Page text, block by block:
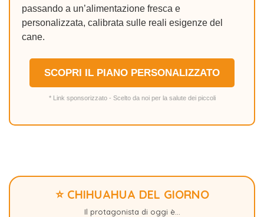
passando a un’alimentazione fresca e
personalizzata, calibrata sulle reali esigenze del
cane.
SCOPRI IL PIANO PERSONALIZZATO
* Link sponsorizzato - Scelto da noi per la salute dei piccoli
⭐ CHIHUAHUA DEL GIORNO
Il protagonista di oggi è...